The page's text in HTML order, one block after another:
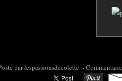
Posté par colette95 à 06:57 -